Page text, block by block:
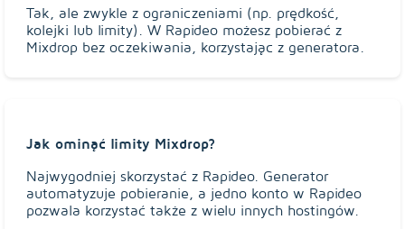
Tak, ale zwykle z ograniczeniami (np. prędkość,
kolejki lub limity). W Rapideo możesz pobierać z
Mixdrop bez oczekiwania, korzystając z generatora.
Jak ominąć limity Mixdrop?
Najwygodniej skorzystać z Rapideo. Generator
automatyzuje pobieranie, a jedno konto w Rapideo
pozwala korzystać także z wielu innych hostingów.